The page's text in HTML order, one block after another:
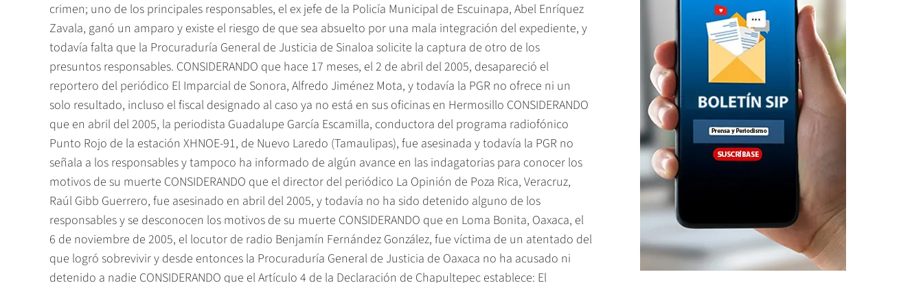
crimen; uno de los principales responsables, el ex jefe de la Policía Municipal de Escuinapa, Abel Enríquez
Zavala, ganó un amparo y existe el riesgo de que sea absuelto por una mala integración del expediente, y
todavía falta que la Procuraduría General de Justicia de Sinaloa solicite la captura de otro de los
presuntos responsables. CONSIDERANDO que hace 17 meses, el 2 de abril del 2005, desapareció el
reportero del periódico El Imparcial de Sonora, Alfredo Jiménez Mota, y todavía la PGR no ofrece ni un
solo resultado, incluso el fiscal designado al caso ya no está en sus oficinas en Hermosillo CONSIDERANDO
que en abril del 2005, la periodista Guadalupe García Escamilla, conductora del programa radiofónico
Punto Rojo de la estación XHNOE-91, de Nuevo Laredo (Tamaulipas), fue asesinada y todavía la PGR no
señala a los responsables y tampoco ha informado de algún avance en las indagatorias para conocer los
motivos de su muerte CONSIDERANDO que el director del periódico La Opinión de Poza Rica, Veracruz,
Raúl Gibb Guerrero, fue asesinado en abril del 2005, y todavía no ha sido detenido alguno de los
responsables y se desconocen los motivos de su muerte CONSIDERANDO que en Loma Bonita, Oaxaca, el
6 de noviembre de 2005, el locutor de radio Benjamín Fernández González, fue víctima de un atentado del
que logró sobrevivir y desde entonces la Procuraduría General de Justicia de Oaxaca no ha acusado ni
detenido a nadie CONSIDERANDO que el Artículo 4 de la Declaración de Chapultepec establece: El